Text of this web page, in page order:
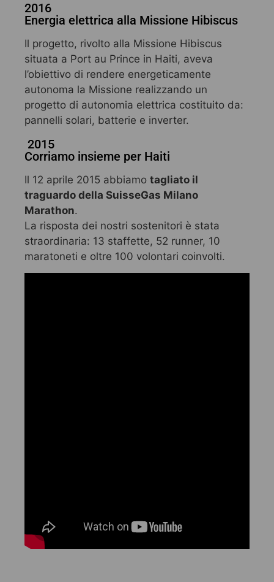
2016
Energia elettrica alla Missione Hibiscus
Il progetto, rivolto alla Missione Hibiscus
situata a Port au Prince in Haiti, aveva
l’obiettivo di rendere energeticamente
autonoma la Missione realizzando un
progetto di autonomia elettrica costituito da:
pannelli solari, batterie e inverter.
2015
Corriamo insieme per Haiti
Il 12 aprile 2015 abbiamo tagliato il
traguardo della SuisseGas Milano
Marathon.
La risposta dei nostri sostenitori è stata
straordinaria: 13 staffette, 52 runner, 10
maratoneti e oltre 100 volontari coinvolti.